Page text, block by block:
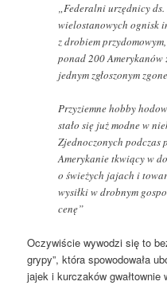
„Federalni urzędnicy
wielostanowych ognisk
z drobiem
ponad 200 Amerykanów
jednym zgłoszonym
Przyziemne hobby
stało się już modne w
Zjednoczonych podczas
Amerykanie tkwiący w
o świeżych jajach i
wysiłki w drobnym
cenę”
Oczywiście wywodzi się to
grypy”, która spowodowała
jajek i kurczaków gwałtownie